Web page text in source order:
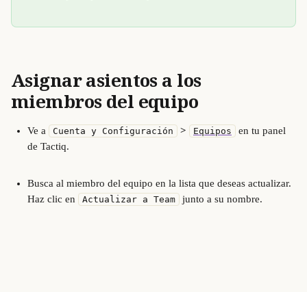
Asignar asientos a los
miembros del equipo
Ve a Cuenta y Configuración > Equipos
en tu panel
de Tactiq.
Busca al miembro del equipo en la lista que deseas actualizar.
Haz clic en
Actualizar a Team junto a su nombre.